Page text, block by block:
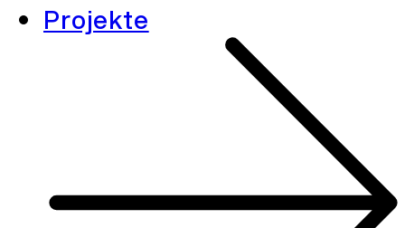
Projekte